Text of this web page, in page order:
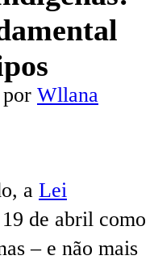
por Wllana
a Lei
de abril como
– e não mais